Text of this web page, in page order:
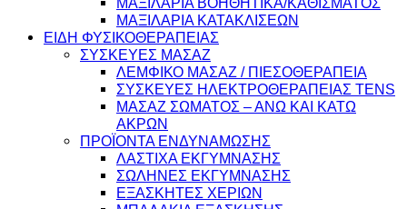
ΜΑΞΙΛΑΡΙΑ ΚΑΤΑΚΛΙΣΕΩΝ
ΕΙΔΗ ΦΥΣΙΚΟΘΕΡΑΠΕΙΑΣ
ΣΥΣΚΕΥΕΣ ΜΑΣΑΖ
ΛΕΜΦΙΚΟ ΜΑΣΑΖ / ΠΙΕΣΟΘΕΡΑΠΕΙΑ
ΣΥΣΚΕΥΕΣ ΗΛΕΚΤΡΟΘΕΡΑΠΕΙΑΣ TENS
ΜΑΣΑΖ ΣΩΜΑΤΟΣ – ΑΝΩ ΚΑΙ ΚΑΤΩ
ΑΚΡΩΝ
ΠΡΟΪΟΝΤΑ ΕΝΔΥΝΑΜΩΣΗΣ
ΛΑΣΤΙΧΑ ΕΚΓΥΜΝΑΣΗΣ
ΣΩΛΗΝΕΣ ΕΚΓΥΜΝΑΣΗΣ
ΕΞΑΣΚΗΤΕΣ ΧΕΡΙΩΝ